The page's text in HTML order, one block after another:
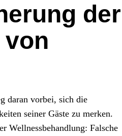
der
daran vorbei, sich die
seiner Gäste zu merken.
Wellnessbehandlung: Falsche